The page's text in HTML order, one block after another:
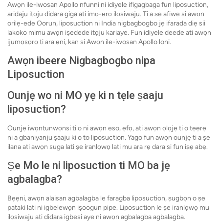
Awọn ile-iwosan Apollo nfunni ni idiyele ifigagbaga fun liposuction,
aridaju itọju didara giga ati imọ-ẹrọ ilọsiwaju. Ti a ṣe afiwe si awọn
orilẹ-ede Oorun, liposuction ni India nigbagbogbo jẹ ifarada diẹ sii
lakoko mimu awọn iṣedede itọju kariaye. Fun idiyele deede ati awọn
ijumọsọrọ ti ara ẹni, kan si Awọn ile-iwosan Apollo loni.
Awọn ibeere Nigbagbogbo nipa
Liposuction
Ounjẹ wo ni MO yẹ ki n tẹle ṣaaju
liposuction?
Ounjẹ iwọntunwọnsi ti o ni awọn eso, ẹfọ, ati awọn ọlọjẹ ti o tẹẹrẹ
ni a gbaniyanju ṣaaju ki o to liposuction. Yago fun awọn ounjẹ ti a ṣe
ilana ati awọn suga lati ṣe iranlọwọ lati mu ara rẹ dara si fun iṣẹ abẹ.
Ṣe Mo le ni liposuction ti MO ba jẹ
agbalagba?
Bẹẹni, awọn alaisan agbalagba le faragba liposuction, ṣugbọn o ṣe
pataki lati ni igbelewọn iṣoogun pipe. Liposuction le ṣe iranlọwọ mu
ilọsiwaju ati didara igbesi aye ni awọn agbalagba agbalagba.